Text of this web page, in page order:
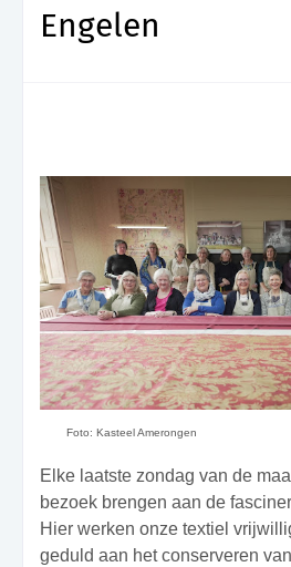
Engelen
Foto: Kasteel Amerongen
Elke laatste zondag van de
bezoek brengen aan de
Hier werken onze textiel
geduld aan het conserveren